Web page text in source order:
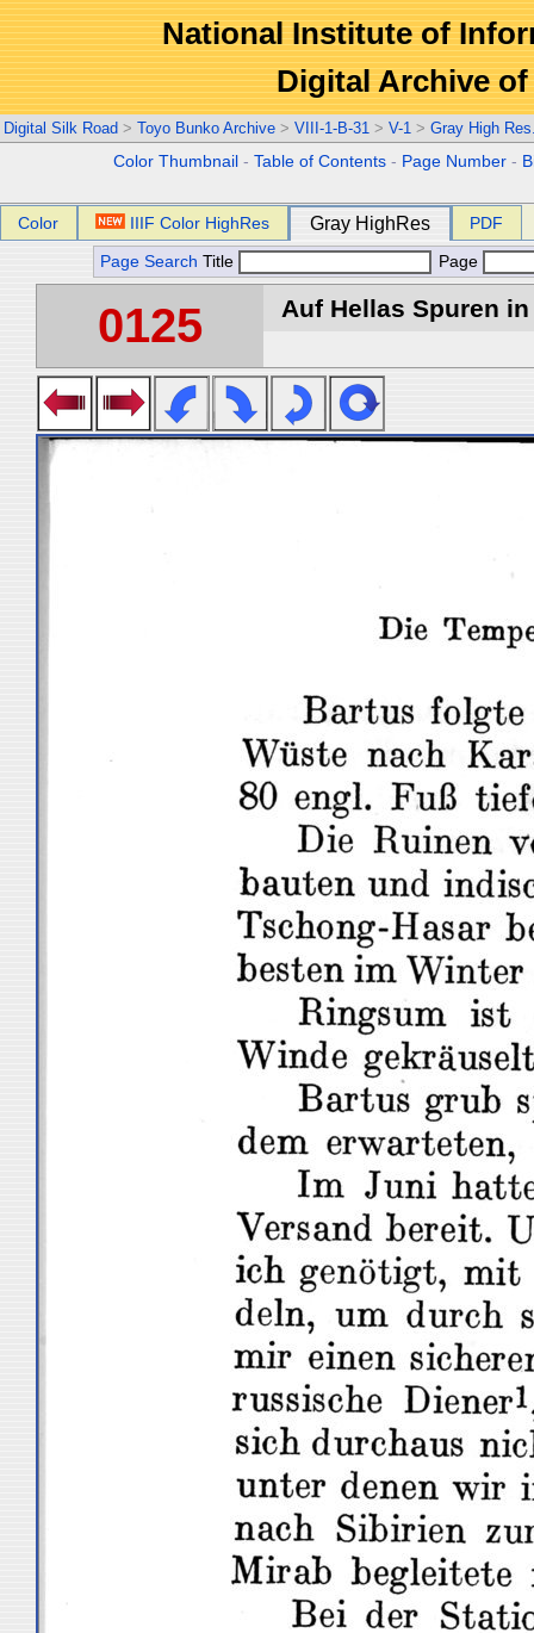
National Institute of
Digital Archive
Digital Silk Road > Toyo Bunko Archive > VIII-1-B-31 > V-1 > Gray High
Color Thumbnail -Table of Contents - Page Number -
Color IIIF Color HighRes Gray HighRes PDF
Page Search Title Page
0125 Auf Hellas Spuren